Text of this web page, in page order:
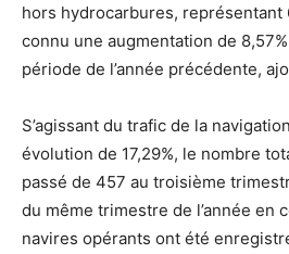
hors hydrocarbures, représentant
connu une augmentation de
période de l’année précédente,
S’agissant du trafic de la
évolution de 17,29%, le nombre
passé de 457 au troisième
du même trimestre de l’année en
navires opérants ont été